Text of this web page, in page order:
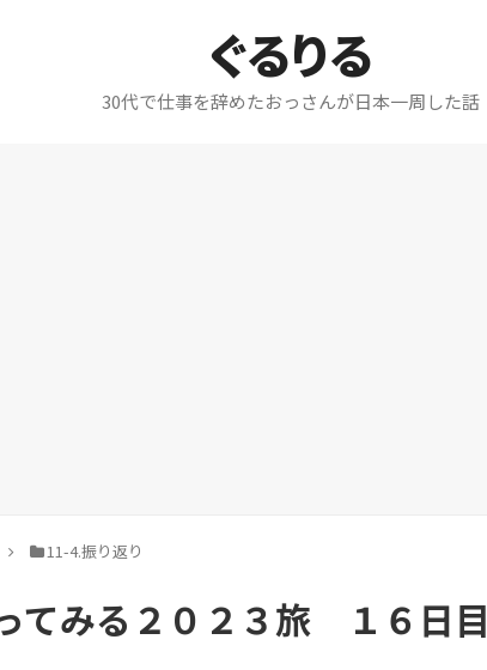
ぐるりる
30代で仕事を辞めたおっさんが日本一周した話
11-4.振り返り
てみる２０２３旅 １６日目